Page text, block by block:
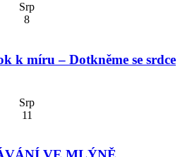
Srp
8
k míru – Dotkněme se srdce
Srp
11